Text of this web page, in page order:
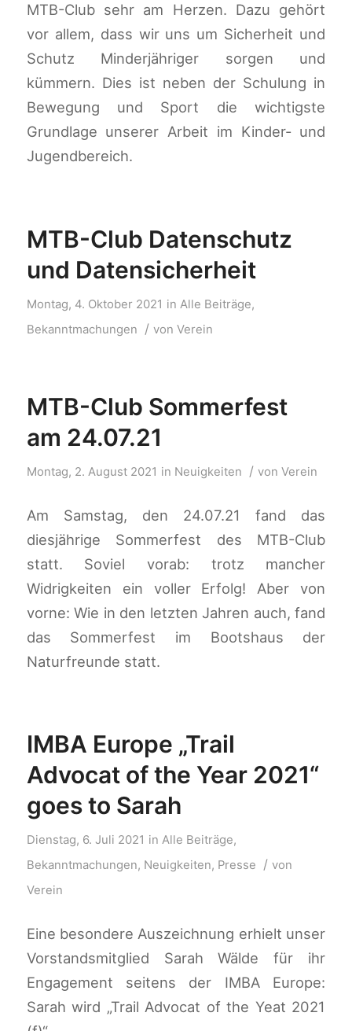
MTB-Club sehr am Herzen. Dazu gehört
vor allem, dass wir uns um Sicherheit und
Schutz Minderjähriger sorgen und
kümmern. Dies ist neben der Schulung in
Bewegung und Sport die wichtigste
Grundlage unserer Arbeit im Kinder- und
Jugendbereich.
MTB-Club Datenschutz
und Datensicherheit
Montag, 4. Oktober 2021 in Alle Beiträge,
Bekanntmachungen
/ von Verein
MTB-Club Sommerfest
am 24.07.21
Montag, 2. August 2021 in Neuigkeiten / von Verein
Am Samstag, den 24.07.21 fand das
diesjährige Sommerfest des MTB-Club
statt. Soviel vorab: trotz mancher
Widrigkeiten ein voller Erfolg! Aber von
vorne: Wie in den letzten Jahren auch, fand
das Sommerfest im Bootshaus der
Naturfreunde statt.
IMBA Europe „Trail
Advocat of the Year 2021“
goes to Sarah
Dienstag, 6. Juli 2021 in Alle Beiträge,
Bekanntmachungen, Neuigkeiten, Presse / von
Verein
Eine besondere Auszeichnung erhielt unser
Vorstandsmitglied Sarah Wälde für ihr
Engagement seitens der IMBA Europe:
Sarah wird „Trail Advocat of the Yeat 2021